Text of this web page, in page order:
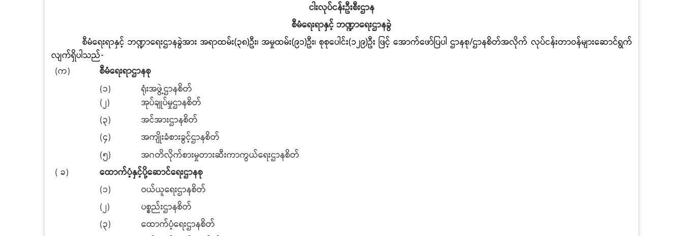
ငါးလုပ်ငန်းဦးစီးဌာန
စီမံရေးရာနှင့် ဘဏ္ဍာရေးဌာနခွဲ
စီမံရေးရာနှင့် ဘဏ္ဍာရေးဌာနခွဲအား အရာထမ်း(၃၈)ဦး၊ အမှုထမ်း(၉၁)ဦး၊ စုစုပေါင်း(၁၂၉)ဦး ဖြင့် အောက်ဖော်ပြပါ ဌာနစု/ဌာနစိတ်အလိုက် လုပ်ငန်းတာဝန်များဆောင်ရွက်
လျက်ရှိပါသည်-
(က)
စီမံရေးရာဌာနစု
(၁)
ရုံးအဖွဲ့ဌာနစိတ်
(၂)
အုပ်ချုပ်မှုဌာနစိတ်
(၃)
အင်အားဌာနစိတ်
(၄)
အကျိုးခံစားခွင့်ဌာနစိတ်
(၅)
အဂတိလိုက်စားမှုတားဆီးကာကွယ်ရေးဌာနစိတ်
( ခ)
ထောက်ပံ့နှင့်ပို့ဆောင်ရေးဌာနစု
(၁)
ဝယ်ယူရေးဌာနစိတ်
(၂)
ပစ္စည်းဌာနစိတ်
(၃)
ထောက်ပံ့ရေးဌာနစိတ်